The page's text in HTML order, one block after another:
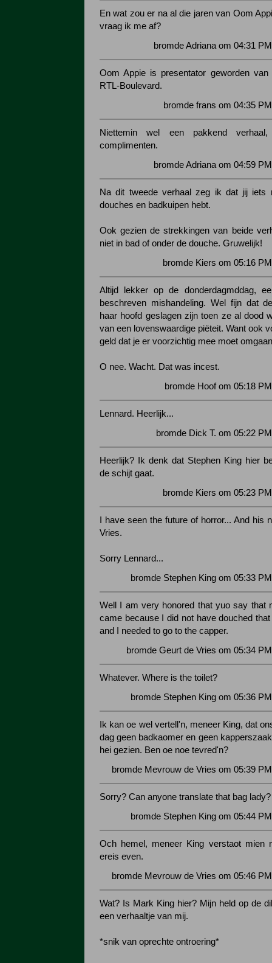
En wat zou er na al die jaren van Oom
vraag ik me af?
bromde Adriana om 04:31
Oom Appie is presentator geworden van
RTL-Boulevard.
bromde frans om 04:35
Niettemin wel een pakkend
complimenten.
bromde Adriana om 04:59
Na dit tweede verhaal zeg ik dat jij iets
douches en badkuipen hebt.
Ook gezien de strekkingen van beide
niet in bad of onder de douche. Gruwelijk!
bromde Kiers om 05:16
Altijd lekker op de donderdagmddag,
beschreven mishandeling. Wel fijn dat
haar hoofd geslagen zijn toen ze al dood
van een lovenswaardige piëteit. Want ook
geld dat je er voorzichtig mee moet
O nee. Wacht. Dat was incest.
bromde Hoof om 05:18
Lennard. Heerlijk...
bromde Dick T. om 05:22
Heerlijk? Ik denk dat Stephen King hier
de schijt gaat.
bromde Kiers om 05:23
I have seen the future of horror... And his
Vries.
Sorry Lennard...
bromde Stephen King om 05:33
Well I am very honored that yuo say that
came because I did not have douched
and I needed to go to the capper.
bromde Geurt de Vries om 05:34
Whatever. Where is the toilet?
bromde Stephen King om 05:36
Ik kan oe wel vertell'n, meneer King, dat
dag geen badkaomer en geen
hei gezien. Ben oe noe tevred'n?
bromde Mevrouw de Vries om 05:39
Sorry? Can anyone translate that bag lady?
bromde Stephen King om 05:44
Och hemel, meneer King verstaot mien
ereis even.
bromde Mevrouw de Vries om 05:46
Wat? Is Mark King hier? Mijn held op de
een verhaaltje van mij.
*snik van oprechte ontroering*